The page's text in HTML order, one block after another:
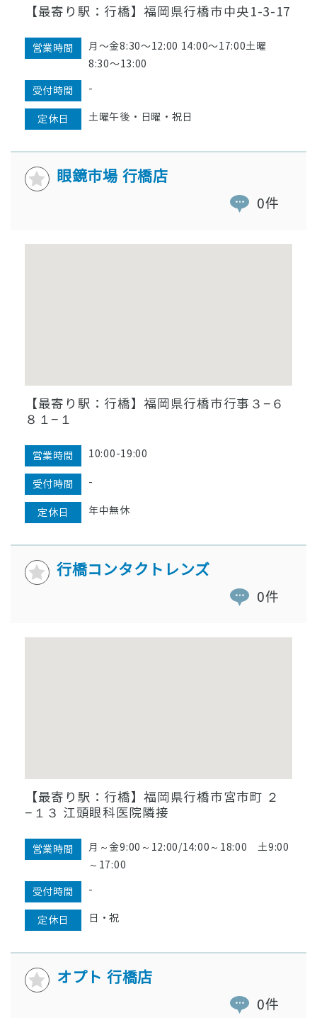
【最寄り駅：行橋】福岡県行橋市中央1-3-17
営業時間
月〜金8:30〜12:00 14:00〜17:00土曜
8:30〜13:00
受付時間 -
定休日 土曜午後・日曜・祝日
眼鏡市場 行橋店
0件
【最寄り駅：行橋】福岡県行橋市行事３−６
８１−１
営業時間 10:00-19:00
受付時間 -
定休日 年中無休
行橋コンタクトレンズ
0件
【最寄り駅：行橋】福岡県行橋市宮市町 ２
−１３ 江頭眼科医院隣接
営業時間
月～金9:00～12:00/14:00～18:00 土9:00
～17:00
受付時間 -
定休日 日・祝
オプト 行橋店
0件